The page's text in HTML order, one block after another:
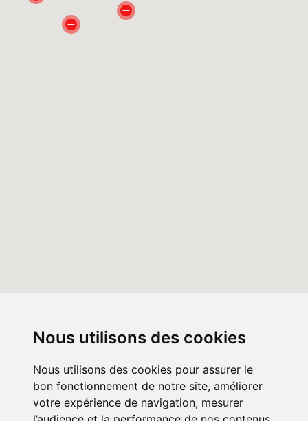
Nous utilisons des cookies
Nous utilisons des cookies pour assurer le
bon fonctionnement de notre site, améliorer
votre expérience de navigation, mesurer